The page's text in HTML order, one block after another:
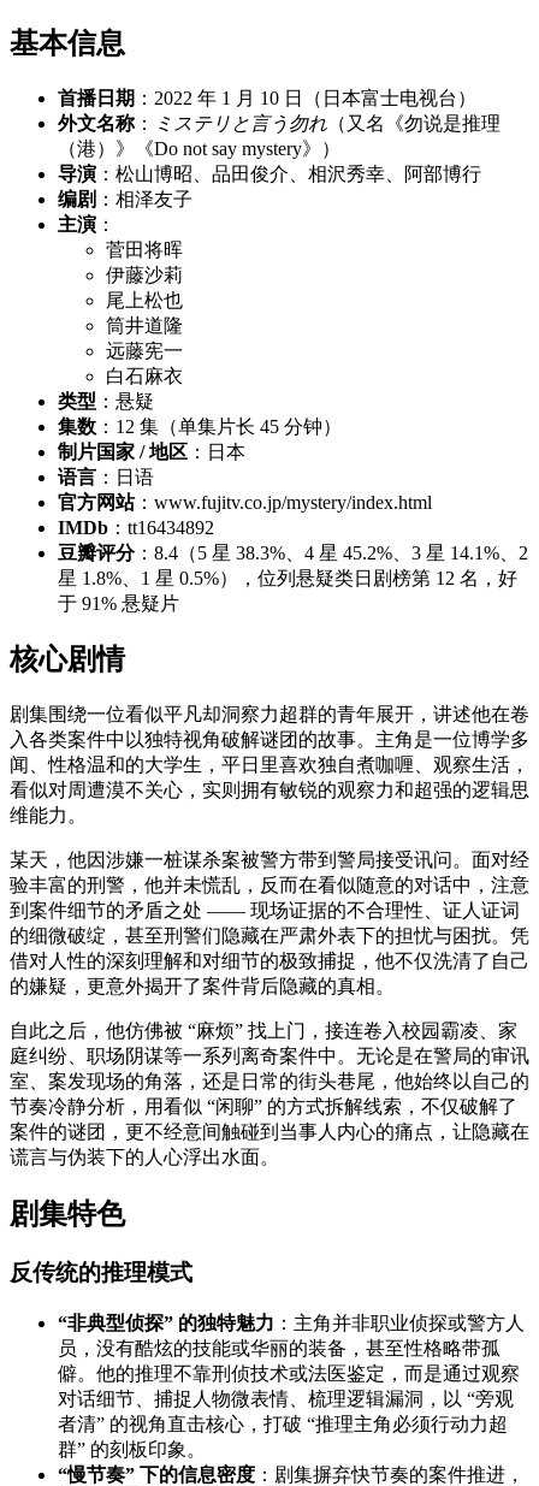
基本信息
首播日期 ：2022 年 1 月 10 日（日本富士电视台）
外文名称： ミステリと言う勿れ （又名《勿说是推理
（港）》《Do not say mystery》）
导演 ：松山博昭、品田俊介、相沢秀幸、阿部博行
编剧 ：相泽友子
主演 ：
菅田将晖
伊藤沙莉
尾上松也
筒井道隆
远藤宪一
白石麻衣
类型 ：悬疑
集数 ：12 集（单集片长 45 分钟）
制片国家 / 地区 ：日本
语言 ：日语
官方网站：www.fujitv.co.jp/mystery/index.html
IMDb ：tt16434892
豆瓣评分：8.4（5 星 38.3%、4 星 45.2%、3 星 14.1%、2
星 1.8%、1 星 0.5%），位列悬疑类日剧榜第 12 名，好
于 91% 悬疑片
核心剧情
剧集围绕一位看似平凡却洞察力超群的青年展开，讲述他在卷
入各类案件中以独特视角破解谜团的故事。主角是一位博学多
闻、性格温和的大学生，平日里喜欢独自煮咖喱、观察生活，
看似对周遭漠不关心，实则拥有敏锐的观察力和超强的逻辑思
维能力。
某天，他因涉嫌一桩谋杀案被警方带到警局接受讯问。面对经
验丰富的刑警，他并未慌乱，反而在看似随意的对话中，注意
到案件细节的矛盾之处 —— 现场证据的不合理性、证人证词
的细微破绽，甚至刑警们隐藏在严肃外表下的担忧与困扰。凭
借对人性的深刻理解和对细节的极致捕捉，他不仅洗清了自己
的嫌疑，更意外揭开了案件背后隐藏的真相。
自此之后，他仿佛被 “麻烦” 找上门，接连卷入校园霸凌、家
庭纠纷、职场阴谋等一系列离奇案件中。无论是在警局的审讯
室、案发现场的角落，还是日常的街头巷尾，他始终以自己的
节奏冷静分析，用看似 “闲聊” 的方式拆解线索，不仅破解了
案件的谜团，更不经意间触碰到当事人内心的痛点，让隐藏在
谎言与伪装下的人心浮出水面。
剧集特色
反传统的推理模式
“非典型侦探” 的独特魅力 ：主角并非职业侦探或警方人
员，没有酷炫的技能或华丽的装备，甚至性格略带孤
僻。他的推理不靠刑侦技术或法医鉴定，而是通过观察
对话细节、捕捉人物微表情、梳理逻辑漏洞，以 “旁观
者清” 的视角直击核心，打破 “推理主角必须行动力超
群” 的刻板印象。
“慢节奏” 下的信息密度 ：剧集摒弃快节奏的案件推进，